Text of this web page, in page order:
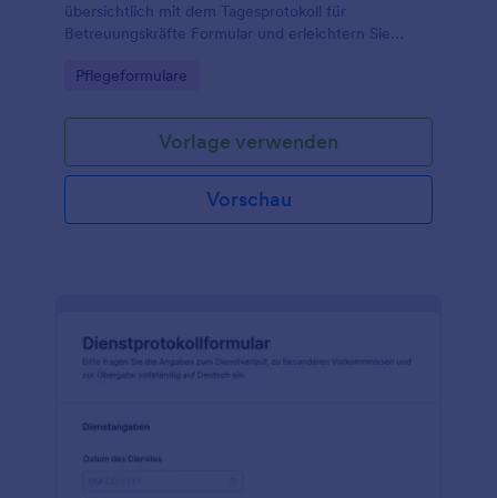
übersichtlich mit dem Tagesprotokoll für
Betreuungskräfte Formular und erleichtern Sie
tägliche Datenerfassung und Übergabe per digitaler
Go to Category:
Pflegeformulare
Vorlage verwenden
Vorschau